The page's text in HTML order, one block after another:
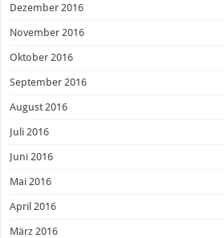
Dezember 2016
November 2016
Oktober 2016
September 2016
August 2016
Juli 2016
Juni 2016
Mai 2016
April 2016
März 2016